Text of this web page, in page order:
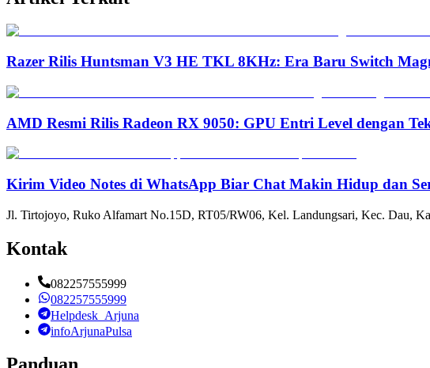
Razer Rilis Huntsman V3 HE TKL 8KHz: Era Baru Switch
AMD Resmi Rilis Radeon RX 9050: GPU Entri Level dengan
Kirim Video Notes di WhatsApp Biar Chat Makin Hidup dan
Jl. Tirtojoyo, Ruko Alfamart No.15D, RT05/RW06, Kel. Landungsari, Kec. Dau,
Kontak
082257555999
082257555999
Helpdesk_Arjuna
infoArjunaPulsa